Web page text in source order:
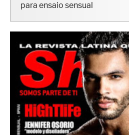
para ensaio sensual